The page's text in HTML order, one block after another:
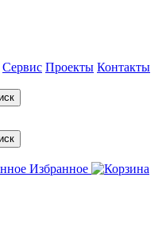
Сервис Проекты Контакты
Избранное